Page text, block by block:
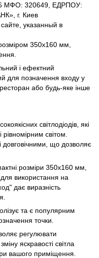
МФО: 320649, ЕДРПОУ:
г. Киев
указанный в
350х160 мм,
і ефектний
для позначення входу у
або будь-яке інше
світлодіодів, які
рівномірним світом.
довговічними, що дозволяє
розміри 350х160 мм,
використання на
дає виразність
та є популярним
точки.
регулювати
яскравості світла
вашого приміщення.